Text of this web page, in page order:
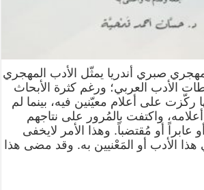
صبري أندريا يمثّل الأدب المهجري
الأدب العربي؛ ورغم كثرة الأبحاث
ركّزت على أعلام معيّنين فيه، بينما لم
واكتفت بالمُرور على نتاجهم
عابراً أو مُقتضباً. وهذا الأمر لايخفى
الأدب أو المَعْنيين به. وقد مضى هذا